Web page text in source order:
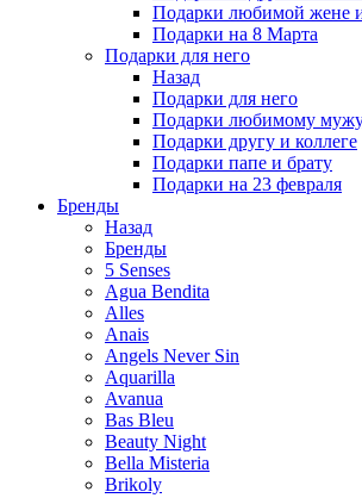
Подарки любимой жене
Подарки на 8 Марта
Подарки для него
Назад
Подарки для него
Подарки любимому
Подарки другу и коллеге
Подарки папе и брату
Подарки на 23 февраля
Бренды
Назад
Бренды
5 Senses
Agua Bendita
Alles
Anais
Angels Never Sin
Aquarilla
Avanua
Bas Bleu
Beauty Night
Bella Misteria
Brikoly